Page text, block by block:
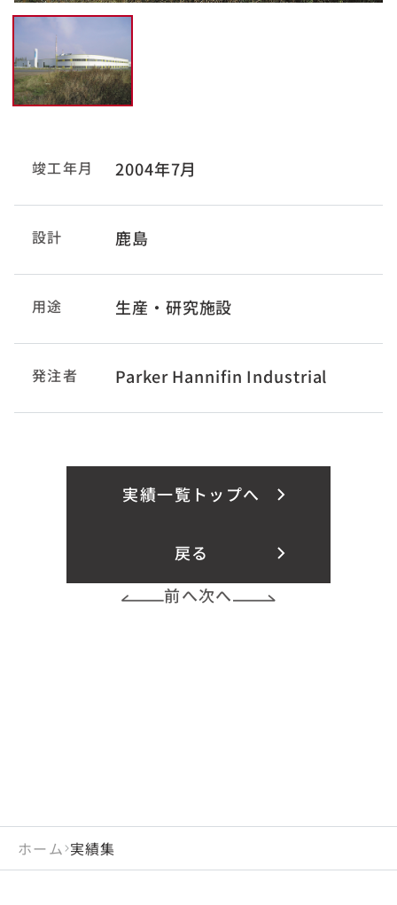
竣工年月 2004年7月
設計 鹿島
用途 生産・研究施設
発注者 Parker Hannifin Industrial
実績一覧トップへ
戻る
前へ次へ
ホーム 実績集